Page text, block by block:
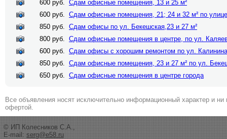
600 руб. Сдам офисные помещения, 13 и 25 м²
600 руб. Сдам офисные помещения, 21; 24 и 32 м² по
850 руб. Сдам офисы по ул. Бекешская,23 и 27 м²
800 руб. Сдам офисные помещения в центре, по ул.
600 руб. Сдам офисы с хорошим ремонтом по ул. Калинина
850 руб. Сдам офисные помещения, 23 и 27 м² по ул.
650 руб. Сдам офисные помещения в центре города
Все объявления носят исключительно информационный характер и
офертой.
© ИП Колесников С.А.,
E-mail: serg@e58.ru